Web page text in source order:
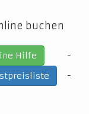
Hilfe
-
-